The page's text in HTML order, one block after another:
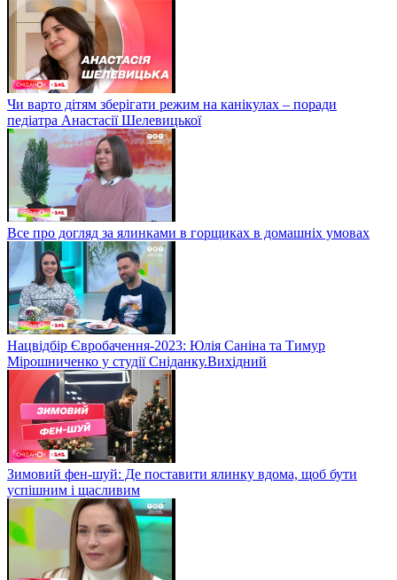
Чи варто дітям зберігати режим на канікулах – поради
педіатра Анастасії Шелевицької
Все про догляд за ялинками в горщиках в домашніх умовах
Нацвідбір Євробачення-2023: Юлія Саніна та Тимур
Мірошниченко у студії Сніданку.Вихідний
Зимовий фен-шуй: Де поставити ялинку вдома, щоб бути
успішним і щасливим